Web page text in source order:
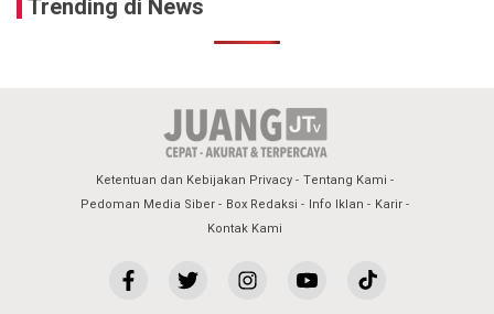
Trending di News
Ketentuan dan Kebijakan Privacy Tentang Kami
Pedoman Media Siber
Box Redaksi Info Iklan
Karir
Kontak Kami